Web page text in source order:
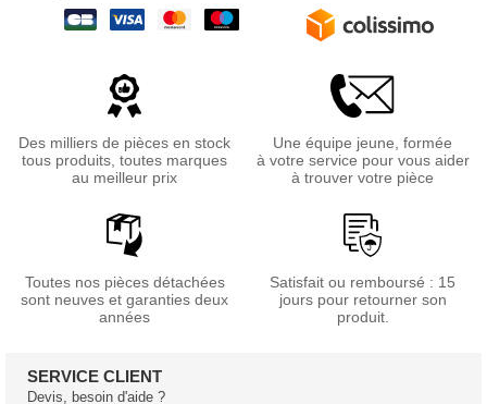
Des milliers de pièces en stock
tous produits, toutes marques
au meilleur prix
Une équipe jeune, formée
à votre service pour vous aider
à trouver votre pièce
Toutes nos pièces détachées
sont neuves et garanties deux
années
Satisfait ou remboursé : 15
jours pour retourner son
produit.
SERVICE CLIENT
Devis, besoin d'aide ?